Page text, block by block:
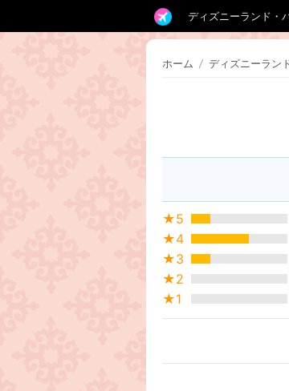
ディズニーランド・
ホーム / ディズニーラン
★5
★4
★3
★2
★1